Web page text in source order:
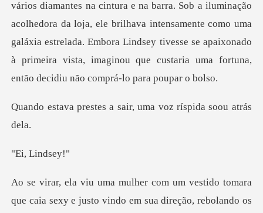
acolhedora da loja, ele brilhava intensamente como uma
galáxia estrelada. Embora Lindsey tivesse se apaix
a sair, uma voz rísp
Lin
estido tomara
que caia sexy e justo vind